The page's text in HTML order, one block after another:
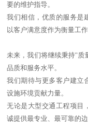
要的维护指导。
我们相信，优质的服务是
以客户满意度作为衡量工
未来，我们将继续秉持"质
品质和服务水平。
我们期待与更多客户建立
设施环境贡献力量。
无论是大型交通工程项目
诚提供最专业、最可靠的